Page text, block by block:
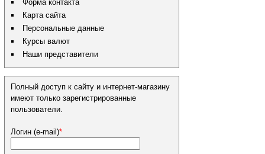
Форма контакта
Карта сайта
Персональные данные
Курсы валют
Наши представители
Полный доступ к сайту и интернет-магазину
имеют только зарегистрированные
пользователи.
Логин (e-mail)*